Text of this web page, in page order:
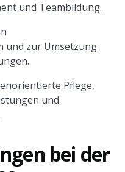
und Teambildung.
und zur Umsetzung
Pflege,
und
bei der